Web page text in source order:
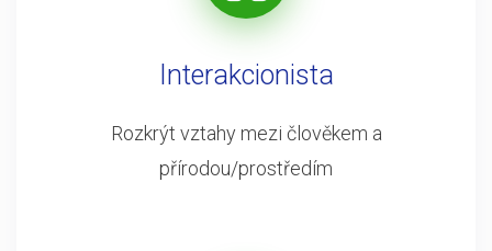
Interakcionista
Rozkrýt vztahy mezi člověkem a
přírodou/prostředím